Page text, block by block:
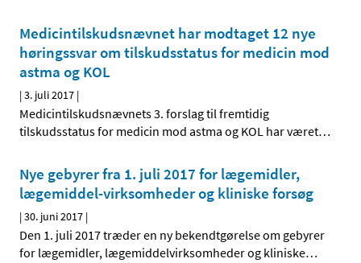
Medicintilskudsnævnet har modtaget 12 nye
høringssvar om tilskudsstatus for medicin mod
astma og KOL
|3. juli 2017 |
Medicintilskudsnævnets 3. forslag til fremtidig
tilskudsstatus for medicin mod astma og KOL har været…
Nye gebyrer fra 1. juli 2017 for lægemidler,
lægemiddel-virksomheder og kliniske forsøg
|30. juni 2017 |
Den 1. juli 2017 træder en ny bekendtgørelse om gebyrer
for lægemidler, lægemiddelvirksomheder og kliniske…